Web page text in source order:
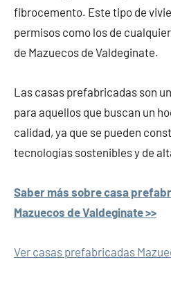
fibrocemento. Este tipo de
permisos como los de
de Mazuecos de Valdeginate.
Las casas prefabricadas son
para aquellos que buscan un
calidad, ya que se pueden
tecnologías sostenibles y de
Saber más sobre casa
Mazuecos de Valdeginate >>
Ver casas prefabricadas